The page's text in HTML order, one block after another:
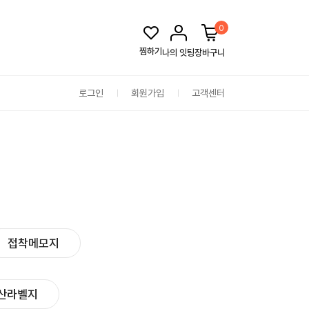
찜하기나의 잇팅
0
장바구니
로그인 회원가입 고객센터
접착메모지
라벨지